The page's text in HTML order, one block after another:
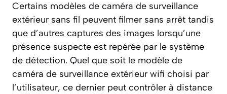
Certains modèles de caméra de surveillance
extérieur sans fil peuvent filmer sans arrêt tandis
que d’autres captures des images lorsqu’une
présence suspecte est repérée par le système
de détection. Quel que soit le modèle de
caméra de surveillance extérieur wifi choisi par
l’utilisateur, ce dernier peut contrôler à distance